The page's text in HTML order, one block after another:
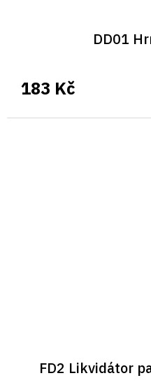
DD01
183 Kč
FD2 Likvidátor